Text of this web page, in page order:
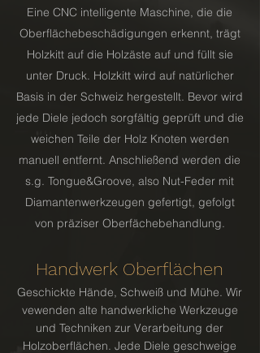
Eine CNC intelligente Maschine, die die
Oberflächebeschädigungen erkennt, trägt
Holzkitt auf die Holzäste auf und füllt sie
unter Druck. Holzkitt wird auf natürlicher
Basis in der Schweiz hergestellt. Bevor wird
jede Diele jedoch sorgfältig geprüft und die
weichen Teile der Holz Knoten werden
manuell entfernt. Anschließend werden die
s.g. Tongue&Groove, also Nut-Feder mit
Diamantenwerkzeugen gefertigt, gefolgt
von präziser Oberfächebehandlung.
Handwerk Oberflächen
​Geschickte Hände, Schweiß und Mühe. Wir
vewenden alte handwerkliche Werkzeuge
und Techniken zur Verarbeitung der
Holzoberflächen. Jede Diele geschweige